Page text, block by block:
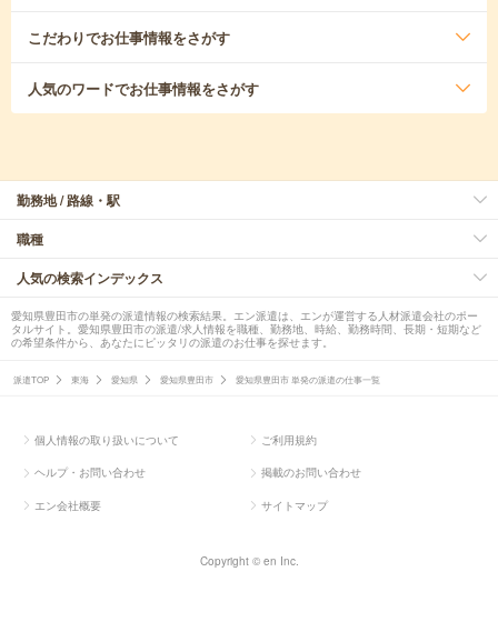
こだわりでお仕事情報をさがす
人気のワードでお仕事情報をさがす
勤務地 / 路線・駅
職種
人気の検索インデックス
愛知県豊田市の単発の派遣情報の検索結果。エン派遣は、エンが運営する人材派遣会社のポー
タルサイト。愛知県豊田市の派遣/求人情報を職種、勤務地、時給、勤務時間、長期・短期など
の希望条件から、あなたにピッタリの派遣のお仕事を探せます。
派遣TOP 東海 愛知県 愛知県豊田市 愛知県豊田市 単発の派遣の仕事一覧
個人情報の取り扱いについて ご利用規約
ヘルプ・お問い合わせ 掲載のお問い合わせ
エン会社概要 サイトマップ
Copyright © en Inc.